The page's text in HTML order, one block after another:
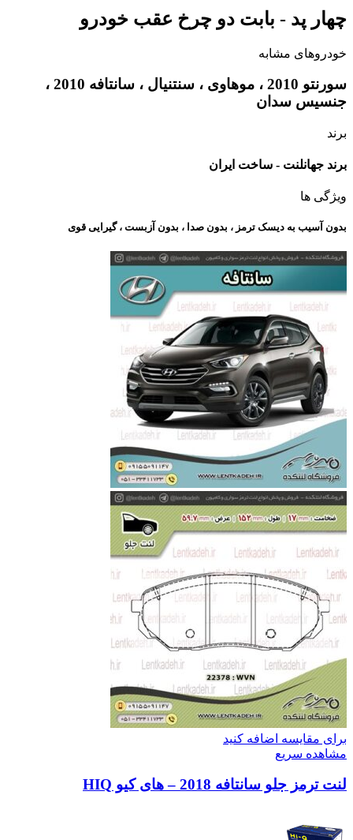
چهار پد - بابت دو چرخ عقب خودرو
خودروهای مشابه
سورنتو 2010 ، موهاوی ، سنتنیال ، سانتافه 2010 ،
جنسیس سدان
برند
برند جهانلنت - ساخت ایران
ویژگی ها
بدون آسیب به دیسک ترمز ، بدون صدا ، بدون آزبست ، گیرایی قوی​
برای مقایسه اضافه کنید
مشاهده سریع
لنت ترمز جلو سانتافه 2018 – های کیو HIQ